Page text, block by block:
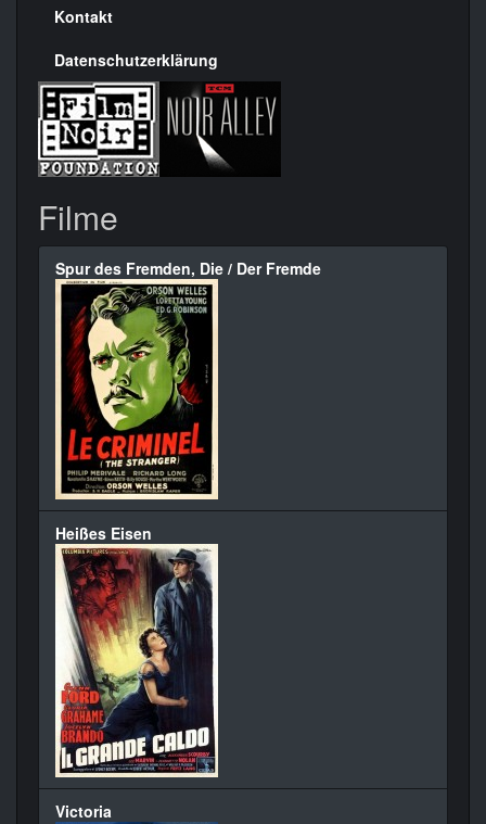
Kontakt
Datenschutzerklärung
Filme
Spur des Fremden, Die / Der Fremde
Heißes Eisen
Victoria